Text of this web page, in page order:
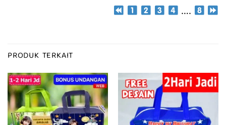
….
PRODUK TERKAIT